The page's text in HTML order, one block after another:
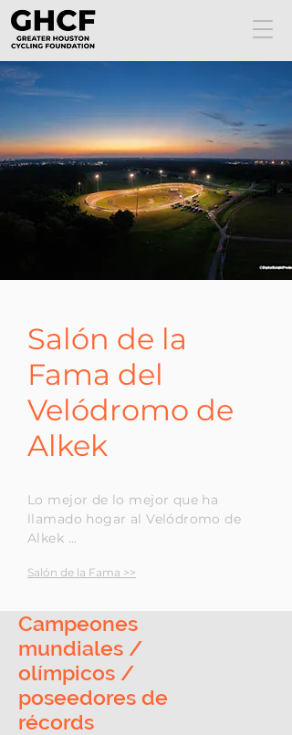
Salón de la
Fama del
Velódromo de
Alkek
Lo mejor de lo mejor que ha
llamado hogar al Velódromo de
Alkek ...
Salón de la Fama >>
Campeones
mundiales /
olímpicos /
poseedores de
récords